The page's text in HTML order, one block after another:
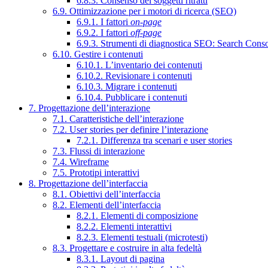
6.9. Ottimizzazione per i motori di ricerca (SEO)
6.9.1. I fattori on-page
6.9.2. I fattori off-page
6.9.3. Strumenti di diagnostica SEO: Search
6.10. Gestire i contenuti
6.10.1. L’inventario dei contenuti
6.10.2. Revisionare i contenuti
6.10.3. Migrare i contenuti
6.10.4. Pubblicare i contenuti
7. Progettazione dell’interazione
7.1. Caratteristiche dell’interazione
7.2. User stories per definire l’interazione
7.2.1. Differenza tra scenari e user stories
7.3. Flussi di interazione
7.4. Wireframe
7.5. Prototipi interattivi
8. Progettazione dell’interfaccia
8.1. Obiettivi dell’interfaccia
8.2. Elementi dell’interfaccia
8.2.1. Elementi di composizione
8.2.2. Elementi interattivi
8.2.3. Elementi testuali (microtesti)
8.3. Progettare e costruire in alta fedeltà
8.3.1. Layout di pagina